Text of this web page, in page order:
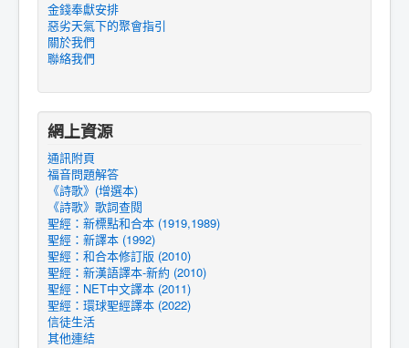
金錢奉獻安排
惡劣天氣下的聚會指引
關於我們
聯絡我們
網上資源
通訊附頁
福音問題解答
《詩歌》(增選本)
《詩歌》歌詞查閱
聖經：新標點和合本 (1919,1989)
聖經：新譯本 (1992)
聖經：和合本修訂版 (2010)
聖經：新漢語譯本-新約 (2010)
聖經：NET中文譯本 (2011)
聖經：環球聖經譯本 (2022)
信徒生活
其他連結